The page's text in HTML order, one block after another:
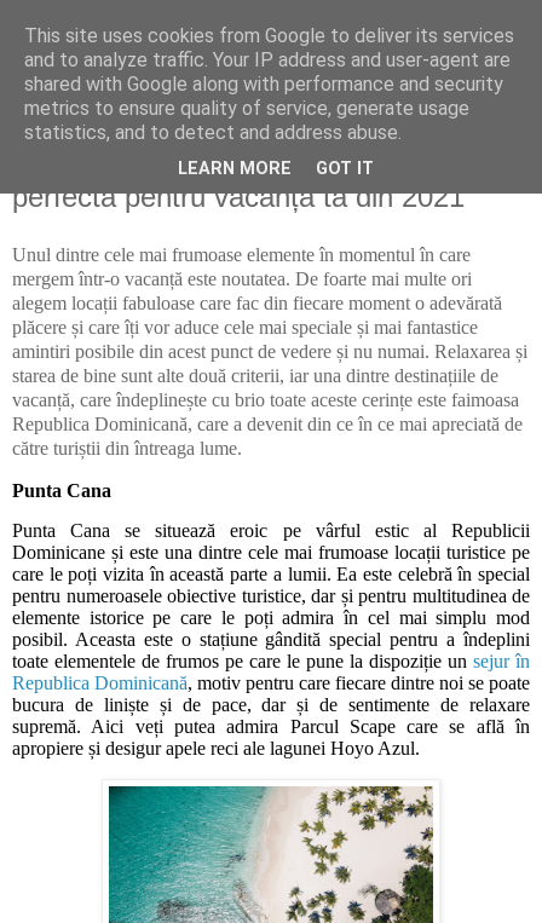
Hai la noi!
luni, 8 noiembrie 2021
Republica Dominicană – o locație
perfectă pentru vacanța ta din 2021
Unul dintre cele mai frumoase elemente în momentul în care
mergem într-o vacanță este noutatea. De foarte mai multe ori
alegem locații fabuloase care fac din fiecare moment o adevărată
plăcere și care îți vor aduce cele mai speciale și mai fantastice
amintiri posibile din acest punct de vedere și nu numai. Relaxarea și
starea de bine sunt alte două criterii, iar una dintre destinațiile de
vacanță, care îndeplinește cu brio toate aceste cerințe este faimoasa
Republica Dominicană, care a devenit din ce în ce mai apreciată de
către turiștii din întreaga lume.
Punta Cana
Punta Cana se situează eroic pe vârful estic al Republicii
Dominicane și este una dintre cele mai frumoase locații turistice pe
care le poți vizita în această parte a lumii. Ea este celebră în special
pentru numeroasele obiective turistice, dar și pentru multitudinea de
elemente istorice pe care le poți admira în cel mai simplu mod
posibil. Aceasta este o stațiune gândită special pentru a îndeplini
toate elementele de frumos pe care le pune la dispoziție un sejur în
Republica Dominicană, motiv pentru care fiecare dintre noi se poate
bucura de liniște și de pace, dar și de sentimente de relaxare
supremă. Aici veți putea admira Parcul Scape care se află în
apropiere și desigur apele reci ale lagunei Hoyo Azul.
This site uses cookies from Google to deliver its services
and to analyze traffic. Your IP address and user-agent are
shared with Google along with performance and security
metrics to ensure quality of service, generate usage
statistics, and to detect and address abuse.
LEARN MORE GOT IT